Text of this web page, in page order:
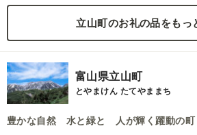
立山町のお礼の品をもっ
富山県立山町
とやまけん たてやままち
豊かな自然 水と緑と 人が輝く躍動の